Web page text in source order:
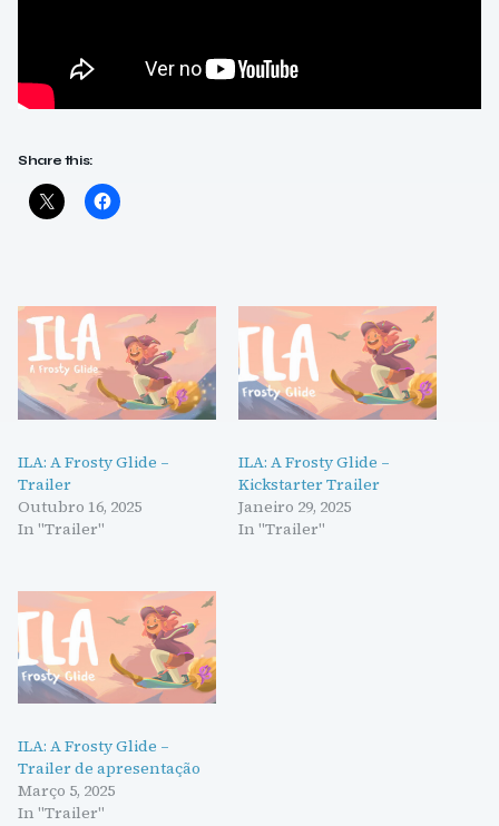
Share this:
ILA: A Frosty Glide –
Trailer
Outubro 16, 2025
In "Trailer"
ILA: A Frosty Glide –
Kickstarter Trailer
Janeiro 29, 2025
In "Trailer"
ILA: A Frosty Glide –
Trailer de apresentação
Março 5, 2025
In "Trailer"